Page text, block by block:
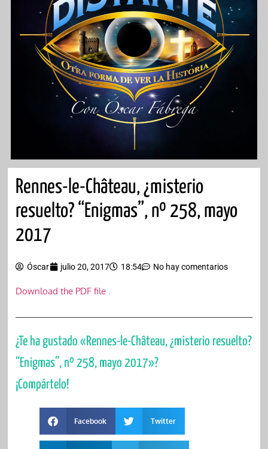
Rennes-le-Château, ¿misterio
resuelto? “Enigmas”, nº 258, mayo
2017
Óscar julio 20, 2017 18:54 No hay comentarios
Download the PDF file .
¿Te ha gustado «Rennes-le-Château, ¿misterio resuelto?
“Enigmas”, nº 258, mayo 2017»?
¡Compártelo!
Facebook Twitter